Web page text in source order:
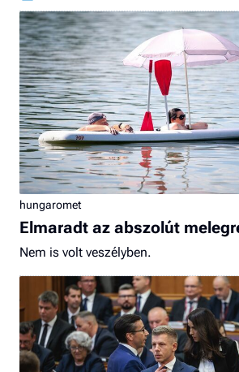
hungaromet
Elmaradt az abszolút
Nem is volt veszélyben.